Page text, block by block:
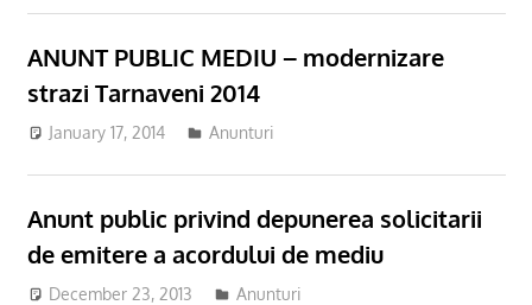
ANUNT PUBLIC MEDIU – modernizare
strazi Tarnaveni 2014
January 17, 2014 Anunturi
Anunt public privind depunerea solicitarii
de emitere a acordului de mediu
December 23, 2013 Anunturi